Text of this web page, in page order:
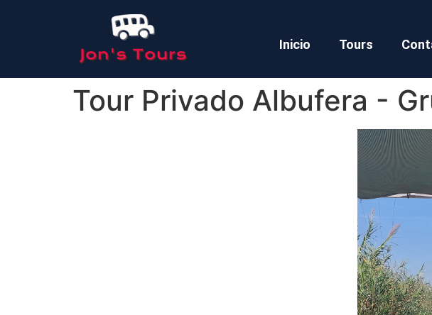
Inicio Tours
Tour Privado Albufera -